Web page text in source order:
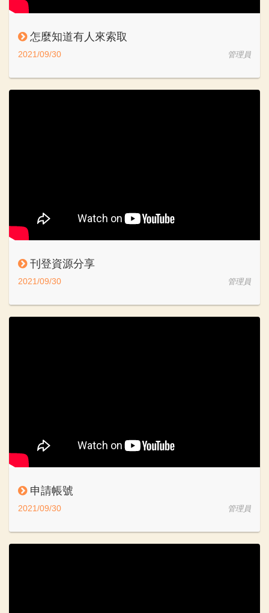
怎麼知道有人來索取
2021/09/30 管理員
刊登資源分享
2021/09/30 管理員
申請帳號
2021/09/30 管理員